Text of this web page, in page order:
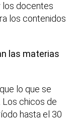
los docentes
los contenidos
las materias
lo que se
chicos de
hasta el 30